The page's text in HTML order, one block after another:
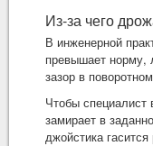
Из-за чего
В инженерной
превышает норму,
зазор в
Чтобы
замирает в
джойстика